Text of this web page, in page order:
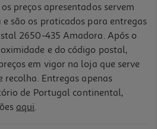
- 12 Cm
preços apresentados servem
e são os praticados para entregas
2650-435 Amadora. Após o
e do código postal,
em vigor na loja que serve
recolha. Entregas apenas
de Portugal continental,
aqui.